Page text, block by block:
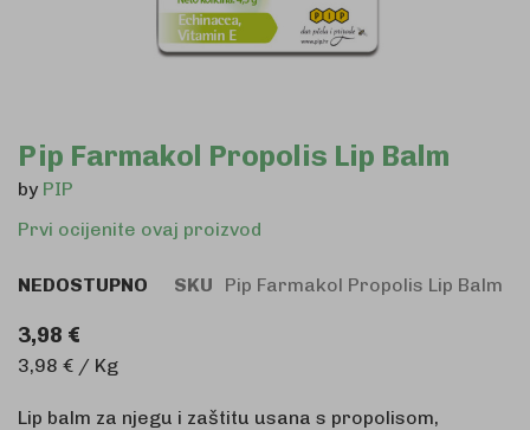
Skip
the
beginning
the
gallery
Pip Farmakol Propolis Lip Balm
by PIP
Prvi ocijenite ovaj proizvod
NEDOSTUPNO SKU Pip Farmakol Propolis Lip Balm
3,98 €
3,98 € / Kg
Lip balm za njegu i zaštitu usana s propolisom,